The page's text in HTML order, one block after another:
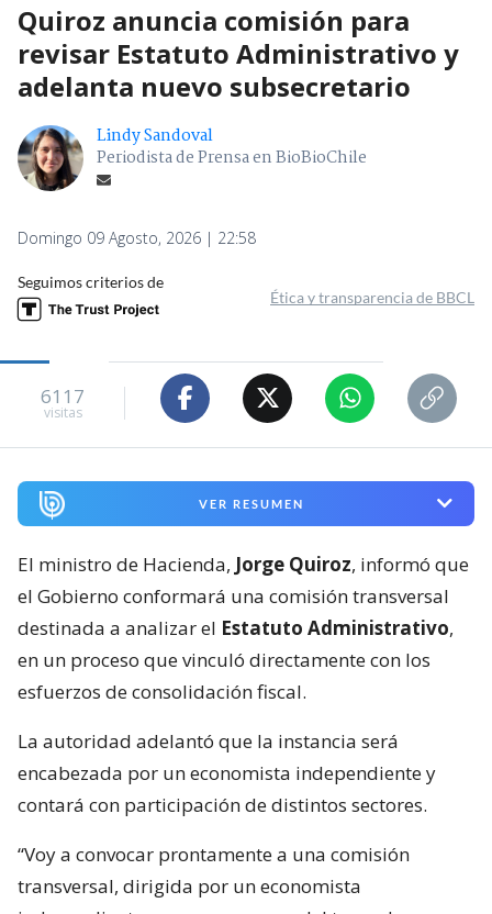
Quiroz anuncia comisión para
revisar Estatuto Administrativo y
adelanta nuevo subsecretario
Lindy Sandoval
Periodista de Prensa en BioBioChile
Domingo 09 Agosto, 2026 | 22:58
Seguimos criterios de
Ética y transparencia de BBCL
6117
visitas
VER RESUMEN
El ministro de Hacienda, Jorge Quiroz, informó que
el Gobierno conformará una comisión transversal
destinada a analizar el Estatuto Administrativo,
en un proceso que vinculó directamente con los
esfuerzos de consolidación fiscal.
La autoridad adelantó que la instancia será
encabezada por un economista independiente y
contará con participación de distintos sectores.
“Voy a convocar prontamente a una comisión
transversal, dirigida por un economista